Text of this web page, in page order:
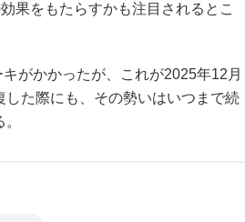
果をもたらすかも注目されるとこ
がかかったが、これが2025年12月
た際にも、その勢いはいつまで続